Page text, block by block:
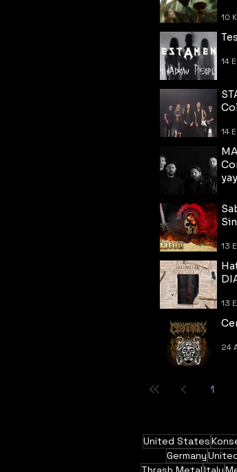
10
14
14
13
13
24
1
United States
Germany